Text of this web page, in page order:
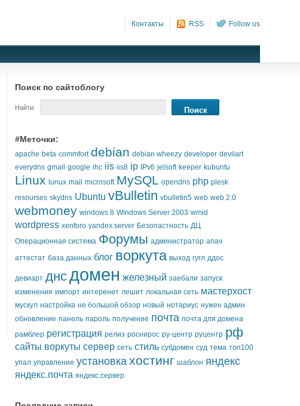
Контакты RSS Follow us
Поиск по сайтоблогу
Найти:
#Меточки:
apache beta commfort debian debian wheezy developer devilart
everydns gmail google ihc iis iis8 ip IPv6 jelsoft keeper kubuntu
Linux lunux mail microsoft MySQL opendns php plesk
resourses skydns Ubuntu vBulletin vbulletin5 web web 2.0
webmoney windows 8 Windows Server 2003 wmid
wordpress xenforo yandex.server Безопастность ДЦ
Операционная система Форумы администратор апач
аттестат база данных блог воркута выход гугл ддос
девиарт днсдомен железный заебали запуск
изменения импорт интеренет лешит локальная сеть мастерхост
мускул настройка не большой обзор новый нотариус нужен админ
обновление панель пароль получение почта почта для домена
рамблер регистрация релиз роснирос ру-центр руцентр рф
сайты воркуты сервер сеть стиль субдомен суд тема топ100
упал управление установка хостинг шаблон яндекс
яндекс.почта яндекс.сервер